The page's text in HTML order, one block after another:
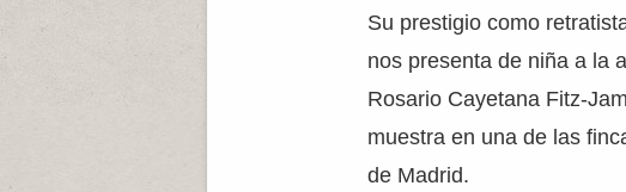
Su prestigio como
nos presenta de niña a la
Rosario Cayetana Fitz-
muestra en una de las
de Madrid.